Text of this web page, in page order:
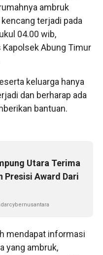
ambruk
terjadi pada
04.00 wib,
Abung Timur
keluarga hanya
dan berharap ada
bantuan.
Utara Terima
Presisi Award Dari
mendapat informasi
yang ambruk,